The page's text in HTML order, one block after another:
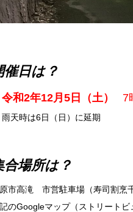
催日は？
令和2年12月5日（土） 7
雨天時は6日（日）に延期
合場所は？
市高滝 市営駐車場（寿司割烹
のGoogleマップ（ストリートビ